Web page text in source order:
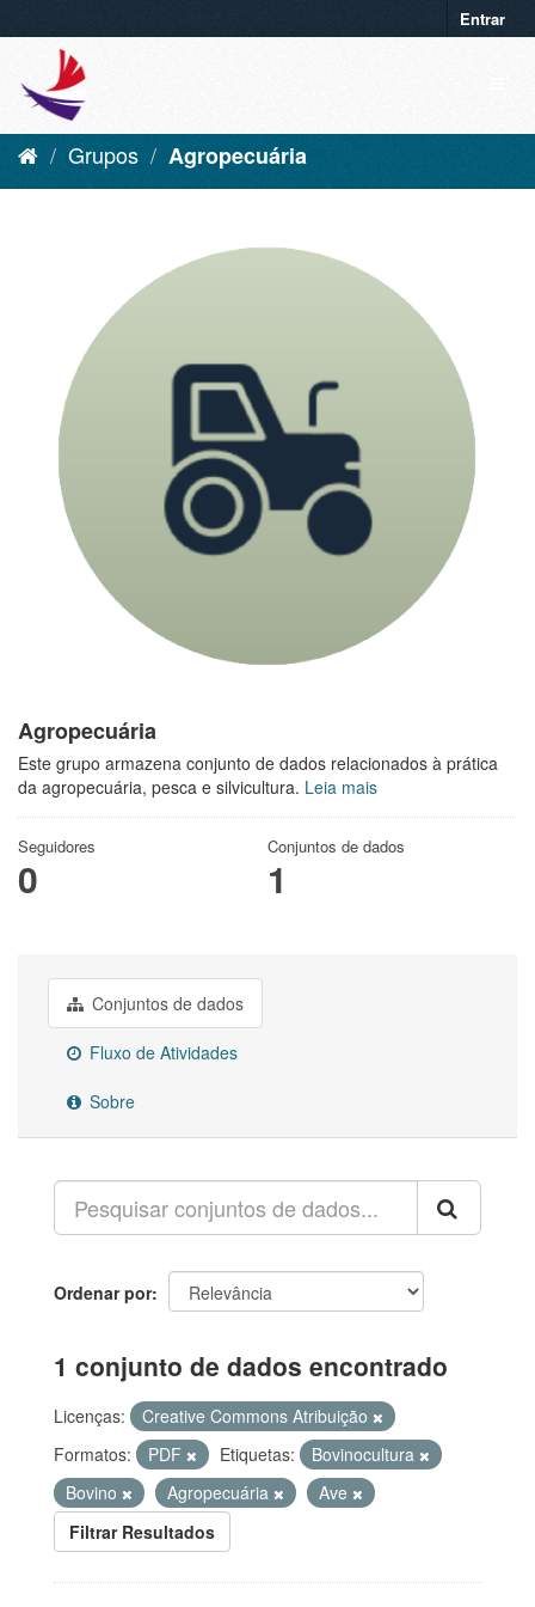
Entrar
Grupos Agropecuária
Agropecuária
Este grupo armazena conjunto de dados relacionados à prática
da agropecuária, pesca e silvicultura. Leia mais
Seguidores
0
Conjuntos de dados
1
Conjuntos de dados
Fluxo de Atividades
Sobre
Ordenar por
1 conjunto de dados encontrado
Licenças:
Creative Commons Atribuição
Formatos:
PDF Etiquetas:
Bovinocultura
Bovino
Agropecuária
Ave
Filtrar Resultados